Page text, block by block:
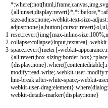
1
2
3
*:where(:not(html,iframe,canvas,img,svg
{all:unset;display:revert}*,*::before,*::
size-adjust:none;-webkit-text-size-adjust:
adjust:none}a,button{cursor:revert}ol,ul,
reset:revert}img{max-inline-size:100%;
collapse:collapse}input,textarea{-webkit-
space:revert}meter{-webkit-appearance:
{all:revert;box-sizing:border-box}::
{display:none}:where([contenteditable]:
modify:read-write;-webkit-user-modify:
line-break:after-white-space;-webkit-user
webkit-user-drag:element}:where(dialog:
webkit-details-marker{display:none}